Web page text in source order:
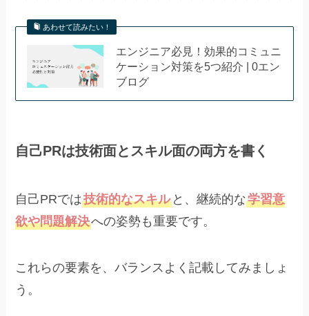
あわせて読みたい！
エンジニア必見！効果的コミュニ
ケーション対策を5つ紹介 | 0エン
ブログ
自己PRは技術面とスキル面の両方を書く
自己PRでは技術的なスキル と、継続的な学習意
欲や問題解決への姿勢も重要です。
これらの要素を、バランスよく記載してみましょ
う。